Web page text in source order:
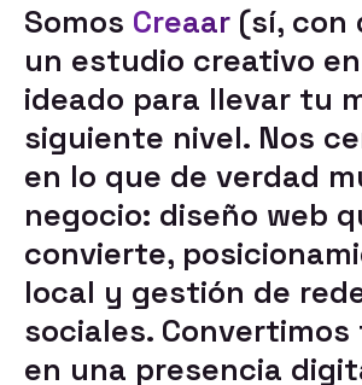
Somos Creaar (sí, con
un estudio creativo
ideado para llevar tu
siguiente nivel. Nos
en lo que de verdad
negocio: diseño web
convierte,
local y gestión de
sociales.
en una presencia